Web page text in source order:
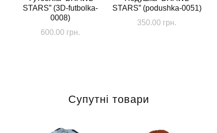
STARS” (3D-futbolka-
0008)
600.00 грн.
варіантів.
можна
STARS” (podushka-0051)
350.00 грн.
Супутні товари